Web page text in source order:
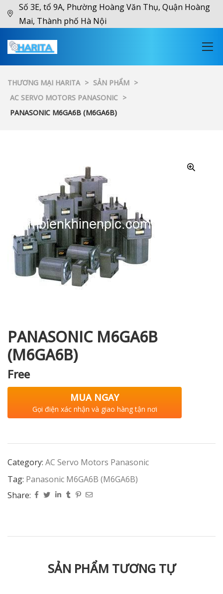
Số 3E, tổ 9A, Phường Hoàng Văn Thụ, Quận Hoàng
Mai, Thành phố Hà Nội
THƯƠNG MẠI HARITA > SẢN PHẨM >
AC SERVO MOTORS PANASONIC >
PANASONIC M6GA6B (M6GA6B)
PANASONIC M6GA6B
(M6GA6B)
Free
MUA NGAY
Gọi điện xác nhận và giao hàng tận nơi
Category: AC Servo Motors Panasonic
Tag: Panasonic M6GA6B (M6GA6B)
Share:
SẢN PHẨM TƯƠNG TỰ